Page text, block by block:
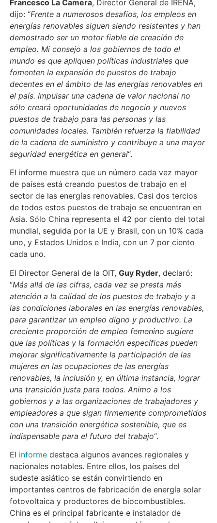
Francesco La Camera, Director General de IRENA,
dijo: “Frente a numerosos desafíos, los empleos en
energías renovables siguen siendo resistentes y han
demostrado ser un motor fiable de creación de
empleo. Mi consejo a los gobiernos de todo el
mundo es que apliquen políticas industriales que
fomenten la expansión de puestos de trabajo
decentes en el ámbito de las energías renovables en
el país. Impulsar una cadena de valor nacional no
sólo creará oportunidades de negocio y nuevos
puestos de trabajo para las personas y las
comunidades locales. También refuerza la fiabilidad
de la cadena de suministro y contribuye a una mayor
seguridad energética en general“.
El informe muestra que un número cada vez mayor
de países está creando puestos de trabajo en el
sector de las energías renovables. Casi dos tercios
de todos estos puestos de trabajo se encuentran en
Asia. Sólo China representa el 42 por ciento del total
mundial, seguida por la UE y Brasil, con un 10% cada
uno, y Estados Unidos e India, con un 7 por ciento
cada uno.
El Director General de la OIT, Guy Ryder, declaró:
“Más allá de las cifras, cada vez se presta más
atención a la calidad de los puestos de trabajo y a
las condiciones laborales en las energías renovables,
para garantizar un empleo digno y productivo. La
creciente proporción de empleo femenino sugiere
que las políticas y la formación específicas pueden
mejorar significativamente la participación de las
mujeres en las ocupaciones de las energías
renovables, la inclusión y, en última instancia, lograr
una transición justa para todos. Animo a los
gobiernos y a las organizaciones de trabajadores y
empleadores a que sigan firmemente comprometidos
con una transición energética sostenible, que es
indispensable para el futuro del trabajo“.
El informe destaca algunos avances regionales y
nacionales notables. Entre ellos, los países del
sudeste asiático se están convirtiendo en
importantes centros de fabricación de energía solar
fotovoltaica y productores de biocombustibles.
China es el principal fabricante e instalador de